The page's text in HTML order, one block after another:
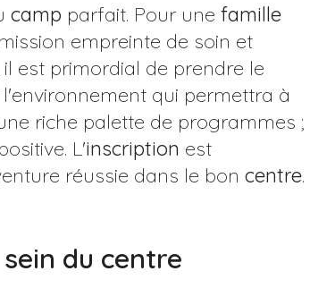
camp parfait. Pour une famille
empreinte de soin et
il est primordial de prendre le
qui permettra à
riche palette de programmes ;
L'inscription est
réussie dans le bon centre.
du centre